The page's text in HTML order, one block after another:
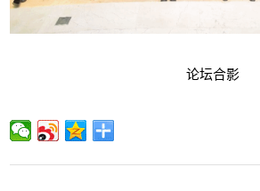
论坛合影